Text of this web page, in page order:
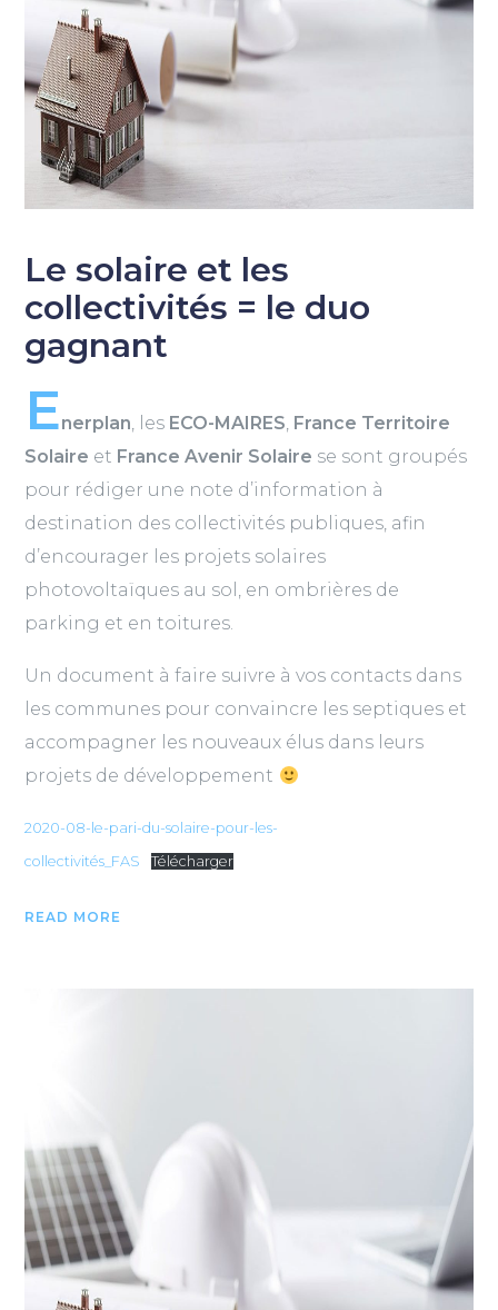
Le solaire et les
collectivités = le duo
gagnant
Enerplan, les ECO-MAIRES, France Territoire
Solaire et France Avenir Solaire se sont groupés
pour rédiger une note d’information à
destination des collectivités publiques, afin
d’encourager les projets solaires
photovoltaïques au sol, en ombrières de
parking et en toitures.
Un document à faire suivre à vos contacts dans
les communes pour convaincre les septiques et
accompagner les nouveaux élus dans leurs
projets de développement
2020-08-le-pari-du-solaire-pour-les-
collectivités_FAS
Télécharger
READ MORE